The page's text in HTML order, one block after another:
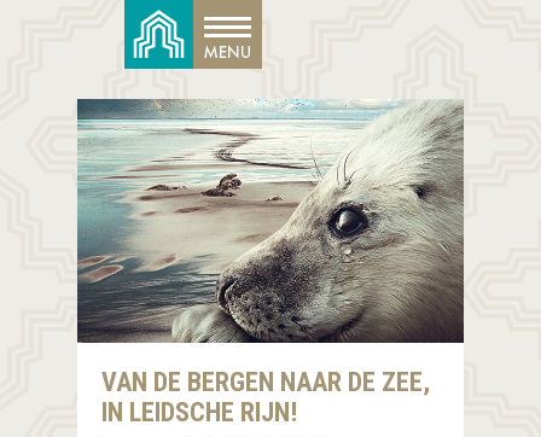
VAN DE BERGEN NAAR DE ZEE,
IN LEIDSCHE RIJN!